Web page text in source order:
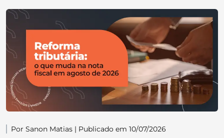
Por Sanon Matias | Publicado em 10/07/2026